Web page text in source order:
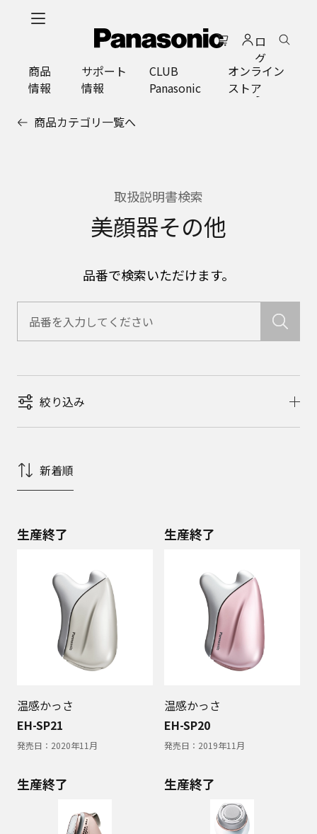
ロ
グ
イ
ン
商品
情報
サポート
情報
CLUB
Panasonic
オンライン
ストア
商品カテゴリ一覧へ
取扱説明書検索
美顔器その他
品番で検索いただけます。
絞り込み
新着順
生産終了
温感かっさ
EH-SP21
発売日： 2020年11月
生産終了
温感かっさ
EH-SP20
発売日： 2019年11月
生産終了 生産終了